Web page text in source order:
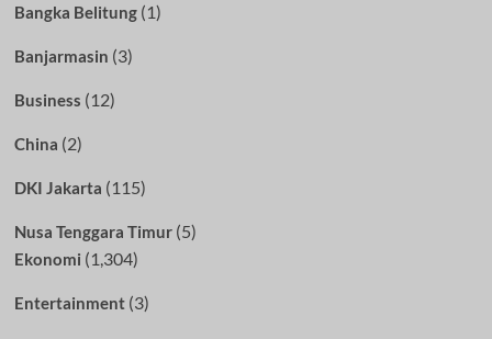
Bangka Belitung(1)
Banjarmasin (3)
Business (12)
China (2)
DKI Jakarta (115)
Nusa Tenggara Timur(5)
Ekonomi (1,304)
Entertainment(3)